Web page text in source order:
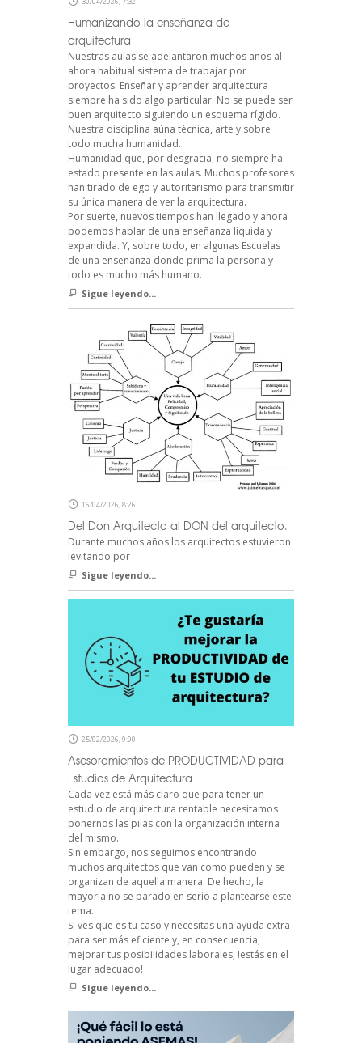
Humanizando la enseñanza de
arquitectura
Nuestras aulas se adelantaron muchos años al
ahora habitual sistema de trabajar por
proyectos. Enseñar y aprender arquitectura
siempre ha sido algo particular. No se puede ser
buen arquitecto siguiendo un esquema rígido.
Nuestra disciplina aúna técnica, arte y sobre
todo mucha humanidad.
Humanidad que, por desgracia, no siempre ha
estado presente en las aulas. Muchos profesores
han tirado de ego y autoritarismo para transmitir
su única manera de ver la arquitectura.
Por suerte, nuevos tiempos han llegado y ahora
podemos hablar de una enseñanza líquida y
expandida. Y, sobre todo, en algunas Escuelas
de una enseñanza donde prima la persona y
todo es mucho más humano.
Sigue leyendo...
16/04/2026, 8:26
Del Don Arquitecto al DON del arquitecto.
Durante muchos años los arquitectos estuvieron
levitando por
Sigue leyendo...
25/02/2026, 9:00
Asesoramientos de PRODUCTIVIDAD para
Estudios de Arquitectura
Cada vez está más claro que para tener un
estudio de arquitectura rentable necesitamos
ponernos las pilas con la organización interna
del mismo.
Sin embargo, nos seguimos encontrando
muchos arquitectos que van como pueden y se
organizan de aquella manera. De hecho, la
mayoría no se parado en serio a plantearse este
tema.
Si ves que es tu caso y necesitas una ayuda extra
para ser más eficiente y, en consecuencia,
mejorar tus posibilidades laborales, !estás en el
lugar adecuado!
Sigue leyendo...